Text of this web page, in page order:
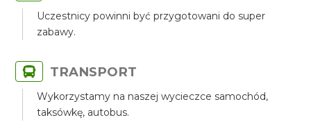
Uczestnicy powinni być przygotowani do super
zabawy.
TRANSPORT
Wykorzystamy na naszej wycieczce samochód,
taksówkę, autobus.